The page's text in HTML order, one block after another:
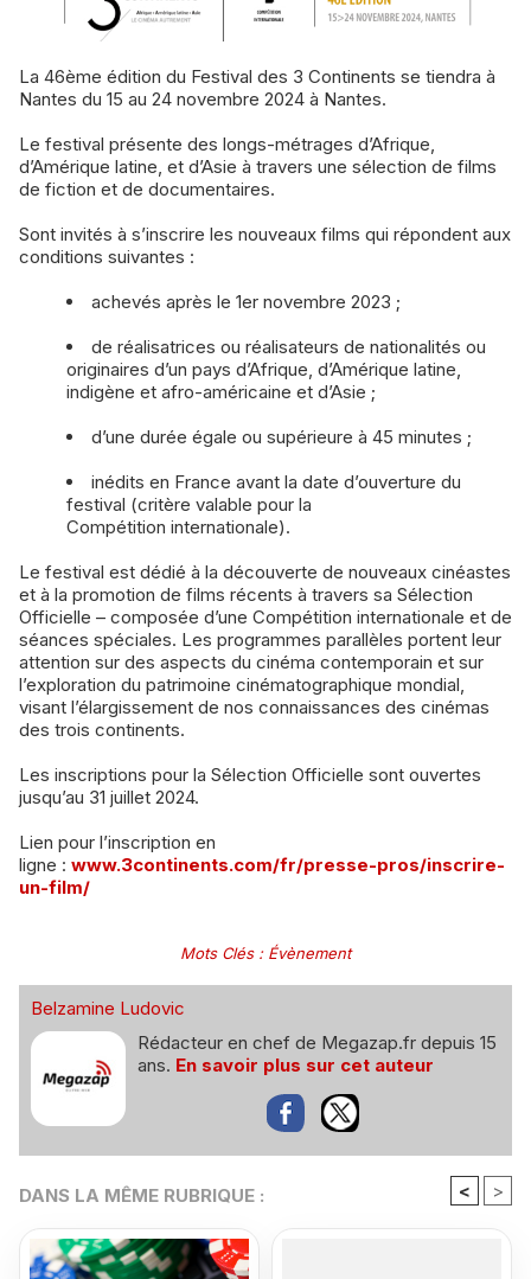
La 46ème édition du Festival des 3 Continents se tiendra à
Nantes du 15 au 24 novembre 2024 à Nantes.
Le festival présente des longs-métrages d’Afrique,
d’Amérique latine, et d’Asie à travers une sélection de films
de fiction et de documentaires.
Sont invités à s’inscrire les nouveaux films qui répondent aux
conditions suivantes :
achevés après le 1er novembre 2023 ;
de réalisatrices ou réalisateurs de nationalités ou
originaires d’un pays d’Afrique, d’Amérique latine,
indigène et afro-américaine et d’Asie ;
d’une durée égale ou supérieure à 45 minutes ;
inédits en France avant la date d’ouverture du
festival (critère valable pour la
Compétition internationale).
Le festival est dédié à la découverte de nouveaux cinéastes
et à la promotion de films récents à travers sa Sélection
Officielle – composée d’une Compétition internationale et de
séances spéciales. Les programmes parallèles portent leur
attention sur des aspects du cinéma contemporain et sur
l’exploration du patrimoine cinématographique mondial,
visant l’élargissement de nos connaissances des cinémas
des trois continents.
Les inscriptions pour la Sélection Officielle sont ouvertes
jusqu’au 31 juillet 2024.
Lien pour l’inscription en
ligne : www.3continents.com/fr/presse-pros/inscrire-
un-film/
Mots Clés: Évènement
Belzamine Ludovic
Rédacteur en chef de Megazap.fr depuis 15
ans. En savoir plus sur cet auteur
DANS LA MÊME RUBRIQUE : < >